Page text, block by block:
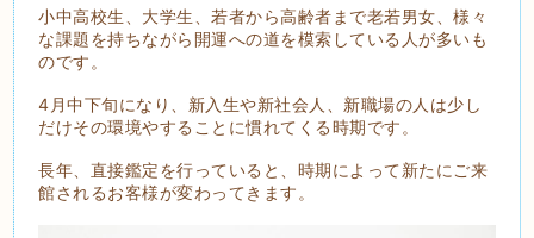
小中高校生、大学生、若者から高齢者まで老若男女、様々
な課題を持ちながら開運への道を模索している人が多いも
のです。
4月中下旬になり、新入生や新社会人、新職場の人は少し
だけその環境やすることに慣れてくる時期です。
長年、直接鑑定を行っていると、時期によって新たにご来
館されるお客様が変わってきます。